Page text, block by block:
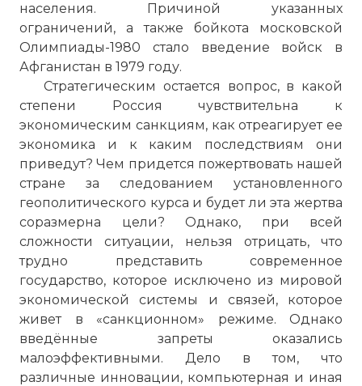
населения. Причиной указанных
ограничений, а также бойкота московской
Олимпиады-1980 стало введение войск в
Афганистан в 1979 году.
Стратегическим остается вопрос, в какой
степени Россия чувствительна к
экономическим санкциям, как отреагирует ее
экономика и к каким последствиям они
приведут? Чем придется пожертвовать нашей
стране за следованием установленного
геополитического курса и будет ли эта жертва
соразмерна цели? Однако, при всей
сложности ситуации, нельзя отрицать, что
трудно представить современное
государство, которое исключено из мировой
экономической системы и связей, которое
живет в «санкционном» режиме. Однако
введённые запреты оказались
малоэффективными. Дело в том, что
различные инновации, компьютерная и иная